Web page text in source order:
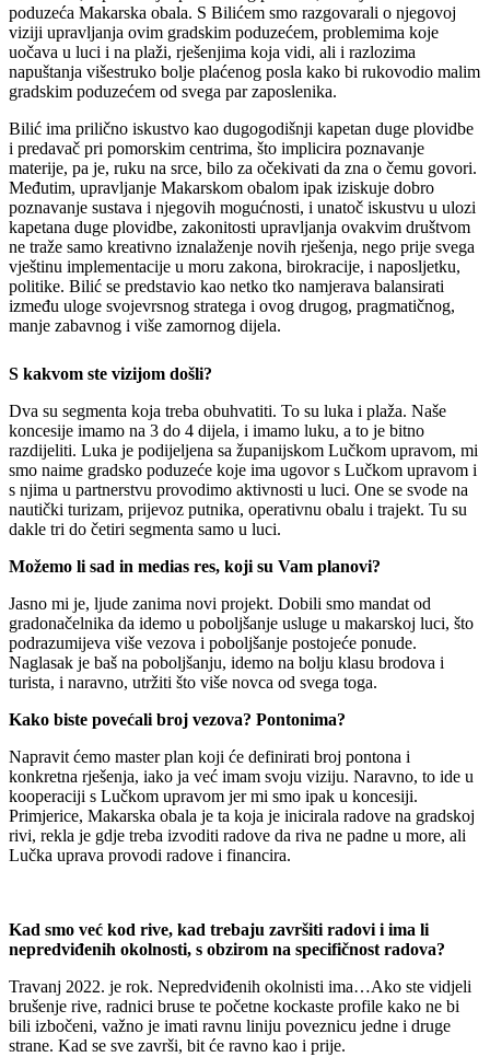
poduzeća Makarska obala. S Bilićem smo razgovarali o njegovoj
viziji upravljanja ovim gradskim poduzećem, problemima koje
uočava u luci i na plaži, rješenjima koja vidi, ali i razlozima
napuštanja višestruko bolje plaćenog posla kako bi rukovodio malim
gradskim poduzećem od svega par zaposlenika.
Bilić ima prilično iskustvo kao dugogodišnji kapetan duge plovidbe
i predavač pri pomorskim centrima, što implicira poznavanje
materije, pa je, ruku na srce, bilo za očekivati da zna o čemu govori.
Međutim, upravljanje Makarskom obalom ipak iziskuje dobro
poznavanje sustava i njegovih mogućnosti, i unatoč iskustvu u ulozi
kapetana duge plovidbe, zakonitosti upravljanja ovakvim društvom
ne traže samo kreativno iznalaženje novih rješenja, nego prije svega
vještinu implementacije u moru zakona, birokracije, i naposljetku,
politike. Bilić se predstavio kao netko tko namjerava balansirati
između uloge svojevrsnog stratega i ovog drugog, pragmatičnog,
manje zabavnog i više zamornog dijela.
S kakvom ste vizijom došli?
Dva su segmenta koja treba obuhvatiti. To su luka i plaža. Naše
koncesije imamo na 3 do 4 dijela, i imamo luku, a to je bitno
razdijeliti. Luka je podijeljena sa županijskom Lučkom upravom, mi
smo naime gradsko poduzeće koje ima ugovor s Lučkom upravom i
s njima u partnerstvu provodimo aktivnosti u luci. One se svode na
nautički turizam, prijevoz putnika, operativnu obalu i trajekt. Tu su
dakle tri do četiri segmenta samo u luci.
Možemo li sad in medias res, koji su Vam planovi?
Jasno mi je, ljude zanima novi projekt. Dobili smo mandat od
gradonačelnika da idemo u poboljšanje usluge u makarskoj luci, što
podrazumijeva više vezova i poboljšanje postojeće ponude.
Naglasak je baš na poboljšanju, idemo na bolju klasu brodova i
turista, i naravno, utržiti što više novca od svega toga.
Kako biste povećali broj vezova? Pontonima?
Napravit ćemo master plan koji će definirati broj pontona i
konkretna rješenja, iako ja već imam svoju viziju. Naravno, to ide u
kooperaciji s Lučkom upravom jer mi smo ipak u koncesiji.
Primjerice, Makarska obala je ta koja je inicirala radove na gradskoj
rivi, rekla je gdje treba izvoditi radove da riva ne padne u more, ali
Lučka uprava provodi radove i financira.
Kad smo već kod rive, kad trebaju završiti radovi i ima li
nepredviđenih okolnosti, s obzirom na specifičnost radova?
Travanj 2022. je rok. Nepredviđenih okolnisti ima…Ako ste vidjeli
brušenje rive, radnici bruse te početne kockaste profile kako ne bi
bili izbočeni, važno je imati ravnu liniju poveznicu jedne i druge
strane. Kad se sve završi, bit će ravno kao i prije.